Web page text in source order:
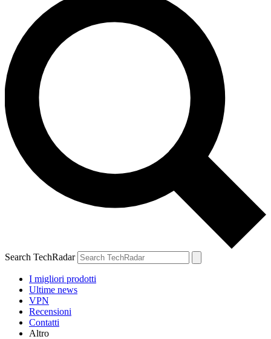
Search TechRadar
I migliori prodotti
Ultime news
VPN
Recensioni
Contatti
Altro